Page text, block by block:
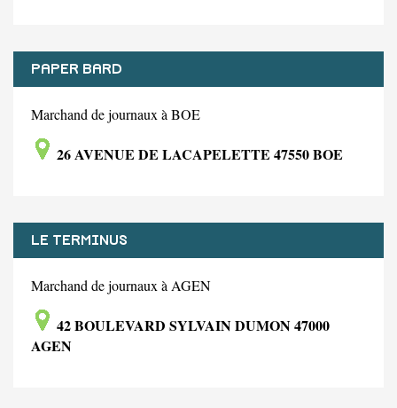
PAPER BARD
Marchand de journaux à BOE
26 AVENUE DE LACAPELETTE 47550 BOE
LE TERMINUS
Marchand de journaux à AGEN
42 BOULEVARD SYLVAIN DUMON 47000
AGEN